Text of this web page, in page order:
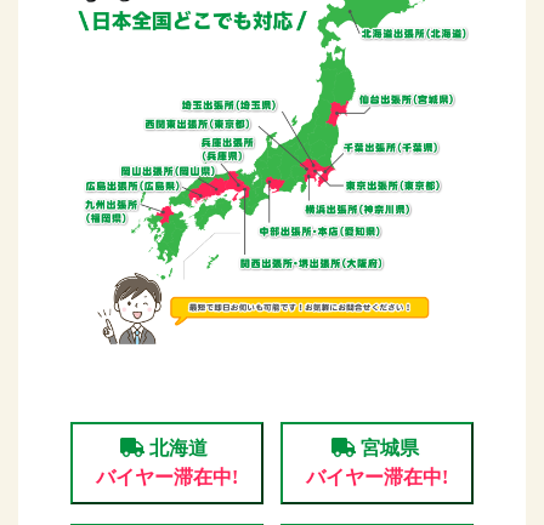
北海道
バイヤー滞在中!
宮城県
バイヤー滞在中!